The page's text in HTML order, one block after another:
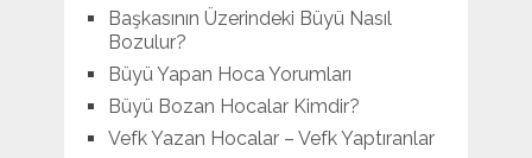
Başkasının Üzerindeki Büyü Nasıl
Bozulur?
Büyü Yapan Hoca Yorumları
Büyü Bozan Hocalar Kimdir?
Vefk Yazan Hocalar – Vefk Yaptıranlar